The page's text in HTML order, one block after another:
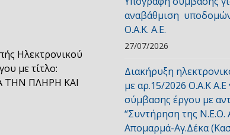
Ηλεκτρονικού
με τίτλο:
ΤΗΝ ΠΛΗΡΗ ΚΑΙ
αναβάθμιση
Ο.Α.Κ. Α.Ε.
27/07/2026
Διακήρυξη
με αρ.15/2026 Ο.Α.Κ Α.Ε
σύμβασης έργου με
“Συντήρηση της Ν.Ε.Ο.
Απομαρμά-Αγ.Δέκα